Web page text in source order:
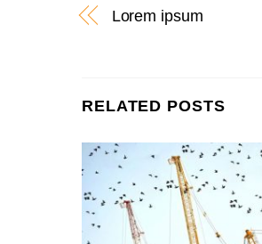
Lorem ipsum
RELATED POSTS